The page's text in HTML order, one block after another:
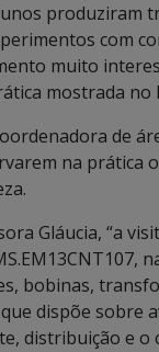
produziram
com
muito
mostrada no
de
na prática
Gláucia, “a
bobinas,
dispõe sobre
distribuição e o